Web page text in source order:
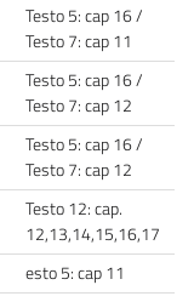
Testo 5: cap 16 /
Testo 7: cap 11
Testo 5: cap 16 /
Testo 7: cap 12
Testo 5: cap 16 /
Testo 7: cap 12
Testo 12: cap.
12,13,14,15,16,17
esto 5: cap 11